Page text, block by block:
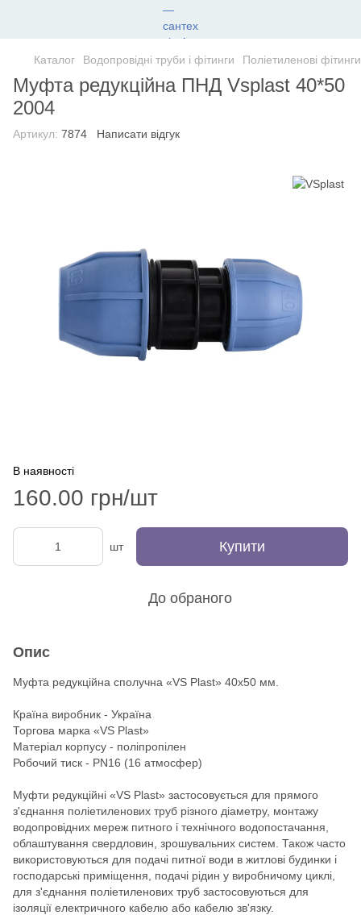
Каталог Водопровідні труби і фітинги Поліетиленові фітинги
Муфта редукційна ПНД Vsplast 40*50
2004
Артикул: 7874 Написати відгук
В наявності
160.00 грн/шт
шт Купити
До обраного
Опис
Муфта редукційна сполучна «VS Plast» 40х50 мм.
Країна виробник - Україна
Торгова марка «VS Plast»
Матеріал корпусу - поліпропілен
Робочий тиск - PN16 (16 атмосфер)
Муфти редукційні «VS Plast» застосовується для прямого
з'єднання поліетиленових труб різного діаметру, монтажу
водопровідних мереж питного і технічного водопостачання,
облаштування свердловин, зрошувальних систем. Також часто
використовуються для подачі питної води в житлові будинки і
господарські приміщення, подачі рідин у виробничому циклі,
для з'єднання поліетиленових труб застосовуються для
ізоляції електричного кабелю або кабелю зв'язку.